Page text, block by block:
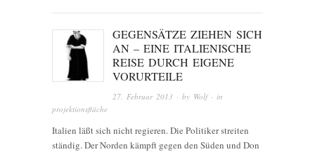
GEGENSÄTZE ZIEHEN SICH
AN – EINE ITALIENISCHE
REISE DURCH EIGENE
VORURTEILE
27. Februar 2013 · by Wolf· in
projektionsfläche
Italien läßt sich nicht regieren. Die Politiker streiten
ständig. Der Norden kämpft gegen den Süden und Don